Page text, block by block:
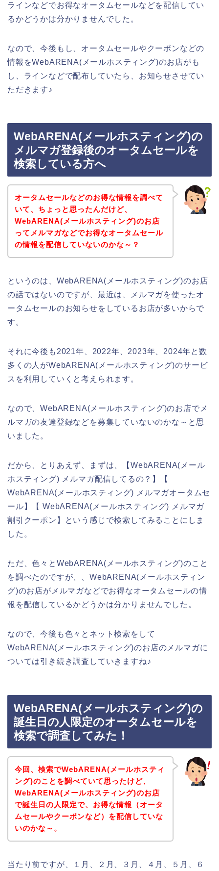
ラインなどでお得なオータムセールなどを配信してい
るかどうかは分かりませんでした。
なので、今後もし、オータムセールやクーポンなどの
情報をWebARENA(メールホスティング)のお店がも
し、ラインなどで配布していたら、お知らせさせてい
ただきます♪
WebARENA(メールホスティング)の
メルマガ登録後のオータムセールを
検索している方へ
オータムセールなどのお得な情報を調べて
いて、ちょっと思ったんだけど、
WebARENA(メールホスティング)のお店
ってメルマガなどでお得なオータムセール
の情報を配信していないのかな～？
というのは、WebARENA(メールホスティング)のお店
の話ではないのですが、最近は、メルマガを使ったオ
ータムセールのお知らせをしているお店が多いからで
す。
それに今後も2021年、2022年、2023年、2024年と数
多くの人がWebARENA(メールホスティング)のサービ
スを利用していくと考えられます。
なので、WebARENA(メールホスティング)のお店でメ
ルマガの友達登録などを募集していないのかな～と思
いました。
だから、とりあえず、まずは、【WebARENA(メール
ホスティング) メルマガ配信してるの？】【
WebARENA(メールホスティング) メルマガオータムセ
ール】【 WebARENA(メールホスティング) メルマガ
割引クーポン】という感じで検索してみることにしま
した。
ただ、色々とWebARENA(メールホスティング)のこと
を調べたのですが、、WebARENA(メールホスティン
グ)のお店がメルマガなどでお得なオータムセールの情
報を配信しているかどうかは分かりませんでした。
なので、今後も色々とネット検索をして
WebARENA(メールホスティング)のお店のメルマガに
ついては引き続き調査していきますね♪
WebARENA(メールホスティング)の
誕生日の人限定のオータムセールを
検索で調査してみた！
今回、検索でWebARENA(メールホスティ
ング)のことを調べていて思ったけど、
WebARENA(メールホスティング)のお店
で誕生日の人限定で、お得な情報（オータ
ムセールやクーポンなど）を配信していな
いのかな～。
当たり前ですが、１月、２月、３月、４月、５月、６